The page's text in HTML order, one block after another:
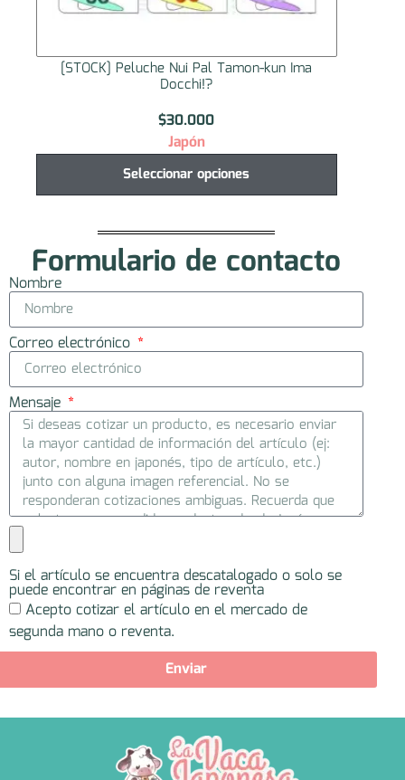
[STOCK] Peluche Nui Pal Tamon-kun Ima
Docchi!?
$30.000
Japón
Seleccionar opciones
Formulario de contacto
Nombre
Correo electrónico
Mensaje
Si el artículo se encuentra descatalogado o solo se
puede encontrar en páginas de reventa
Acepto cotizar el artículo en el mercado de
segunda mano o reventa.
Enviar